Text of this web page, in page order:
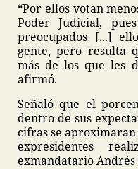
“Por ellos votan
Poder Judicial,
preocupados [...]
gente, pero resulta
más de los que les
afirmó.
Señaló que el
dentro de sus
cifras se
expresidentes
exmandatario